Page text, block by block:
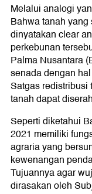
Melalui analogi
Bahwa tanah
dinyatakan clear
perkebunan
Palma Nusantara
senada dengan
Satgas redistribusi
tanah dapat
Seperti diketahui
2021 memiliki
agraria yang
kewenangan
Tujuannya agar
dirasakan oleh